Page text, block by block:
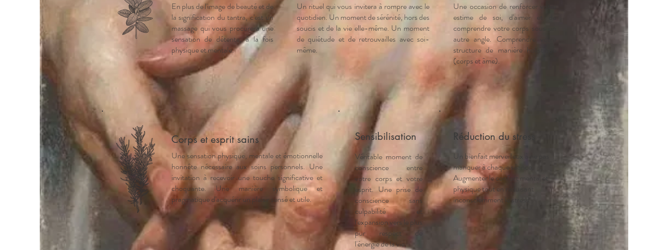
En plus de l'image de beauté et de
la signification du tantra, c'est un
massage qui vous procurera une
sensation de détente, à la fois
physique et mentale.
Un rituel qui vous invitera à rompre avec le
quotidien. Un moment de sérénité, hors des
soucis et de la vie elle-même. Un moment
de quiétude et de retrouvailles avec soi-
même.
Une occasion de renforcer votre
estime de soi, d'aimer et de
comprendre votre corps sous un
autre angle. Comprendre votre
structure de manière holistique
(corps et âme).
Corps et esprit sains
Une sensation physique, mentale et émotionnelle
honnête nécessaire aux soins personnels. Une
invitation à recevoir une touche significative et
choquante. Une manière symbolique et
pragmatique d'acquérir un plaisir sensé et utile.
Sensibilisation
Véritable moment de
conscience entre
votre corps et votre
esprit. Une prise de
conscience sans
culpabilité et
l'expansion vers le plus
pur respect de
l'énergie de la vie.
Réduction du stress
Un bienfait merveilleux à ne pas
manquer à chaque séance.
Augmenter le confort mental et
physique tout en réduisant
inconsciemment le stress.